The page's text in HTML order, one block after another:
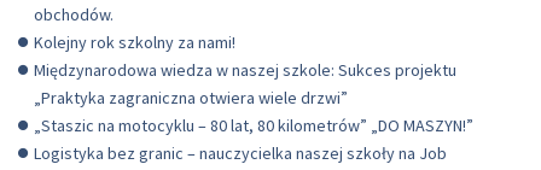
obchodów.
Kolejny rok szkolny za nami!
Międzynarodowa wiedza w naszej szkole: Sukces projektu
„Praktyka zagraniczna otwiera wiele drzwi”
„Staszic na motocyklu – 80 lat, 80 kilometrów” „DO MASZYN!”
Logistyka bez granic – nauczycielka naszej szkoły na Job